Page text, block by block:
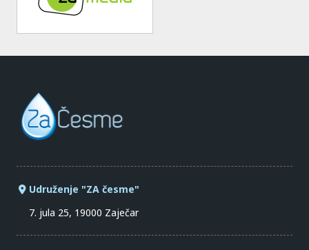
Udruženje "ZA česme"
7. jula 25, 19000 Zaječar